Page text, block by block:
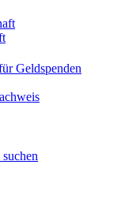
Geldspenden